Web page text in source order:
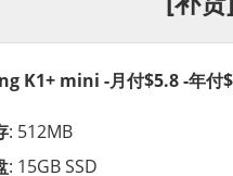
K1+ mini -月付$5.8 -年付
: 512MB
: 15GB SSD